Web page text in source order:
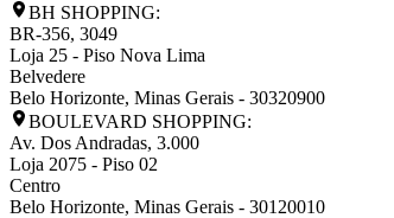
BH SHOPPING:
BR-356, 3049
Loja 25 - Piso Nova Lima
Belvedere
Belo Horizonte, Minas Gerais - 30320900
BOULEVARD SHOPPING:
Av. Dos Andradas, 3.000
Loja 2075 - Piso 02
Centro
Belo Horizonte, Minas Gerais - 30120010